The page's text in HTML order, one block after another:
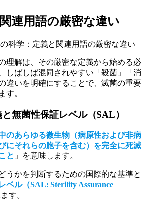
連用語の厳密な違い
理解は、その厳密な定義から始める必
しばしば混同されやすい「殺菌」「消
違いを明確にすることで、滅菌の重要
す。
無菌性保証レベル（SAL）
のあらゆる微生物（病原性および非病
にそれらの胞子を含む）を完全に死滅
と 」を意味します。
うかを判断するための国際的な基準と
ベル（SAL: Sterility Assurance
す。